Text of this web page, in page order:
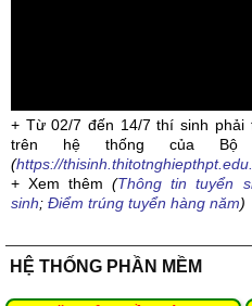
+ Từ 02/7 đến 14/7 thí sinh phải
trên hệ thống của Bộ
(https://
+ Xem thêm(Thông tin tuyển
sinh; Điểm trúng tuyển hàng năm)
HỆ THỐNG PHẦN MỀM